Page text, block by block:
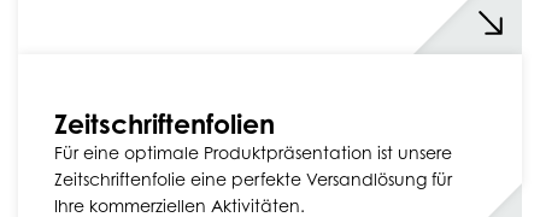
Zeitschriftenfolien
Für eine optimale Produktpräsentation ist unsere
Zeitschriftenfolie eine perfekte Versandlösung für
Ihre kommerziellen Aktivitäten.